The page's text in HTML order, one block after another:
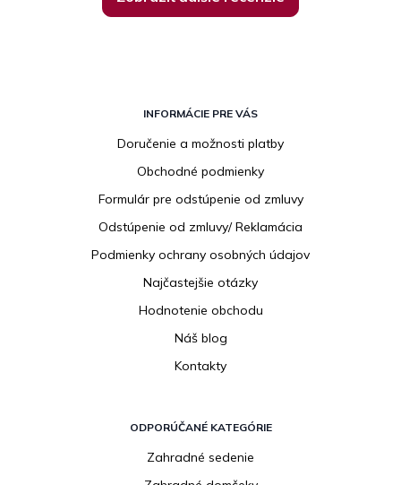
INFORMÁCIE PRE VÁS
Doručenie a možnosti platby
Obchodné podmienky
Formulár pre odstúpenie od zmluvy
Odstúpenie od zmluvy/ Reklamácia
Podmienky ochrany osobných údajov
Najčastejšie otázky
Hodnotenie obchodu
Náš blog
Kontakty
ODPORÚČANÉ KATEGÓRIE
Zahradné sedenie